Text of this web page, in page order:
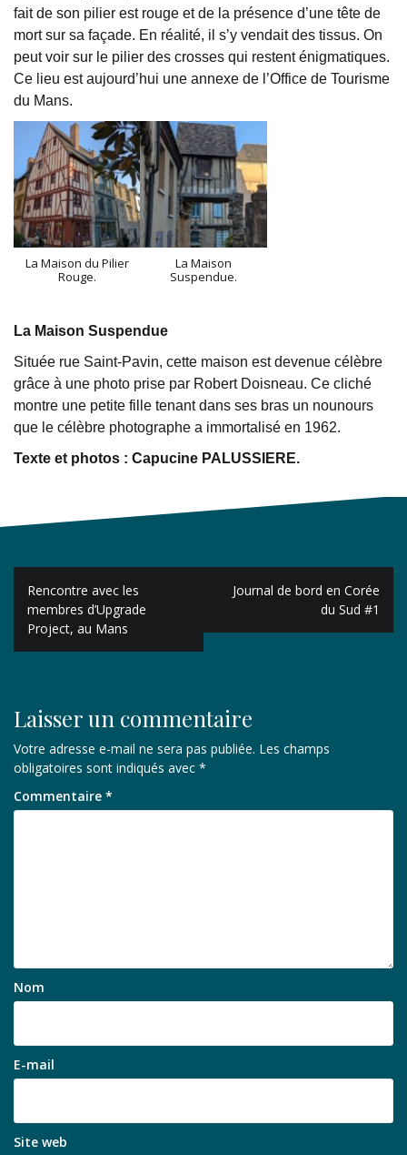
fait de son pilier est rouge et de la présence d’une tête de
mort sur sa façade. En réalité, il s’y vendait des tissus. On
peut voir sur le pilier des crosses qui restent énigmatiques.
Ce lieu est aujourd’hui une annexe de l’Office de Tourisme
du Mans.
La Maison du Pilier
Rouge.
La Maison
Suspendue.
La Maison Suspendue
Située rue Saint-Pavin, cette maison est devenue célèbre
grâce à une photo prise par Robert Doisneau. Ce cliché
montre une petite fille tenant dans ses bras un nounours
que le célèbre photographe a immortalisé en 1962.
Texte et photos : Capucine PALUSSIERE.
Navigation
de
l’article
Rencontre avec les
membres d’Upgrade
Project, au Mans
Journal de bord en Corée
du Sud #1
Laisser un commentaire
Votre adresse e-mail ne sera pas publiée. Les champs
obligatoires sont indiqués avec *
Commentaire *
Nom
E-mail
Site web